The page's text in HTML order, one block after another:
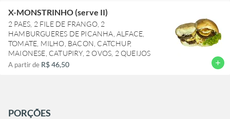
X-MONSTRINHO (serve II)
2 PAES, 2 FILE DE FRANGO, 2
HAMBURGUERES DE PICANHA, ALFACE,
TOMATE, MILHO, BACON, CATCHUP,
MAIONESE, CATUPIRY, 2 OVOS, 2 QUEIJOS
A partir de R$ 46,50 add
PORÇÕES